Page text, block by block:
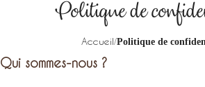
Politique de
Accueil Politique de
Qui sommes-nous ?